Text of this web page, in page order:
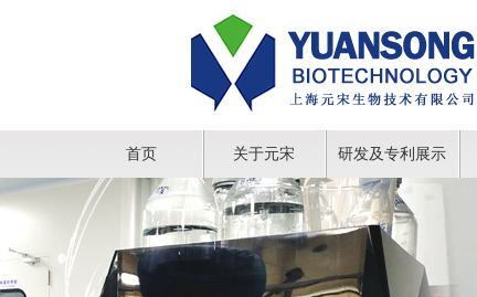
首页 关于元宋 研发及专利展示